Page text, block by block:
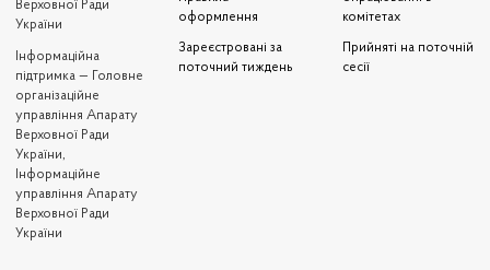
Верховної Ради
України
Iнформаційна
підтримка — Головне
організаційне
управління Апарату
Верховної Ради
України,
Інформаційне
управління Апарату
Верховної Ради
України
оформлення
Зареєстровані за
поточний тиждень
комітетах
Прийняті на поточній
сесії